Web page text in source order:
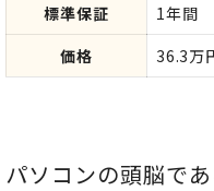
標準保証
1年間
価格
36.3万
パソコンの頭脳で